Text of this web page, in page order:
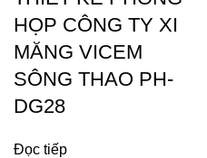
HỌP CÔNG TY XI
MĂNG VICEM
SÔNG THAO PH-
DG28
Đọc tiếp